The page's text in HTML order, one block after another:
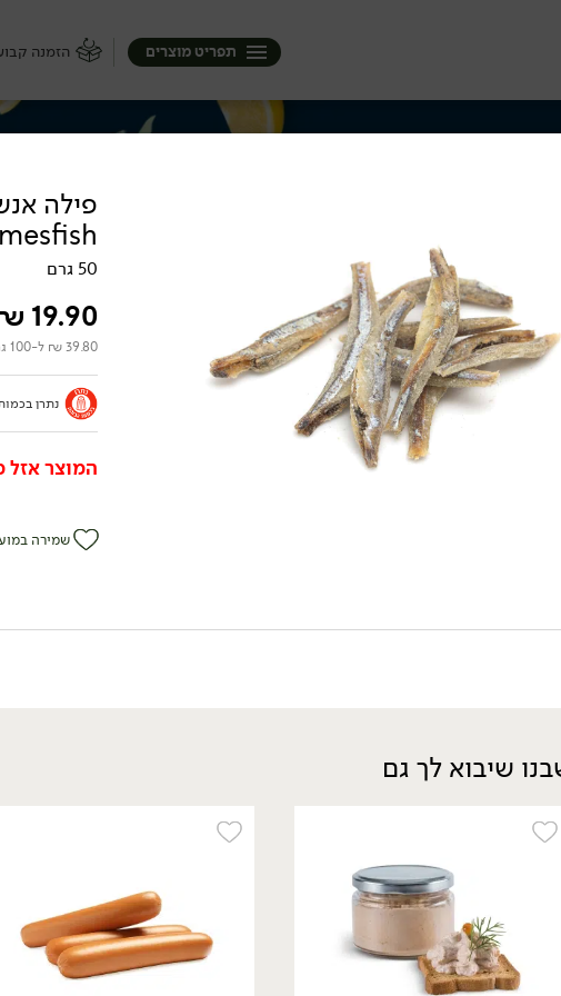
הזמנה תפריט מוצרים
מחנות הדגים שלנו משלוח איכותי, טרי-טרי ונקי עד הבית של
שלנו מדי יום. אז מה מכינים? חריימה או דג מרוקאי, סשימי אסייתי
כבושים ומעושנים
פילה
50 גרם
19.90
39.80 ₪ ל-100 גרם
נתרן
המוצר אזל
שמירה
שיבוא לך גם